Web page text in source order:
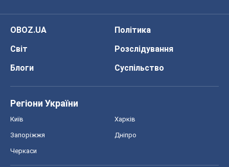
OBOZ.UA
Політика
Світ
Розслідування
Блоги
Суспільство
Регіони України
Київ Харків
Запоріжжя Дніпро
Черкаси